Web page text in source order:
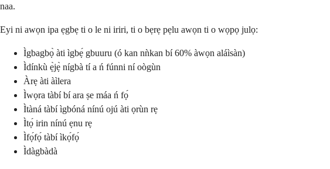
naa.
Eyi ni awọn ipa ẹgbẹ ti o le ni iriri, ti o bẹrẹ pẹlu awọn ti o wọpọ julọ:
Ìgbagbọ̀ àti ìgbẹ́ gbuuru (ó kan nǹkan bí 60% àwọn aláìsàn)
Ìdínkù ẹ̀jẹ̀ nígbà tí a ń fúnni ní oògùn
Àrẹ àti àìlera
Ìwọra tàbí bí ara ṣe máa ń fọ́
Ìtàná tàbí ìgbóná nínú ojú àti ọrùn rẹ
Ìtọ́ irin nínú ẹnu rẹ
Ìfọ́fọ́ tàbí ìkọ́fọ́
Ìdàgbàdà